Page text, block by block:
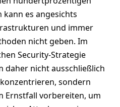
kann es angesichts
und immer
nicht geben. Im
Security-Strategie
daher nicht ausschließlich
sondern
Ernstfall vorbereiten, um